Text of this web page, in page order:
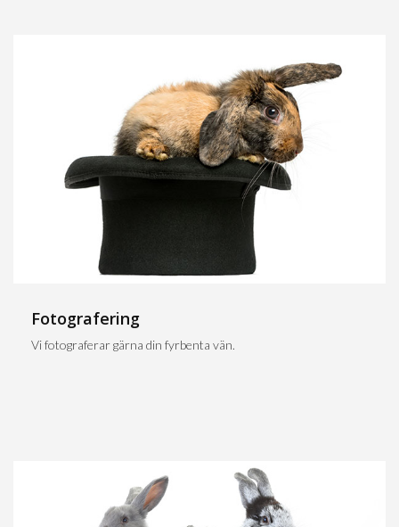
Fotografering
Vi fotograferar gärna din fyrbenta vän.